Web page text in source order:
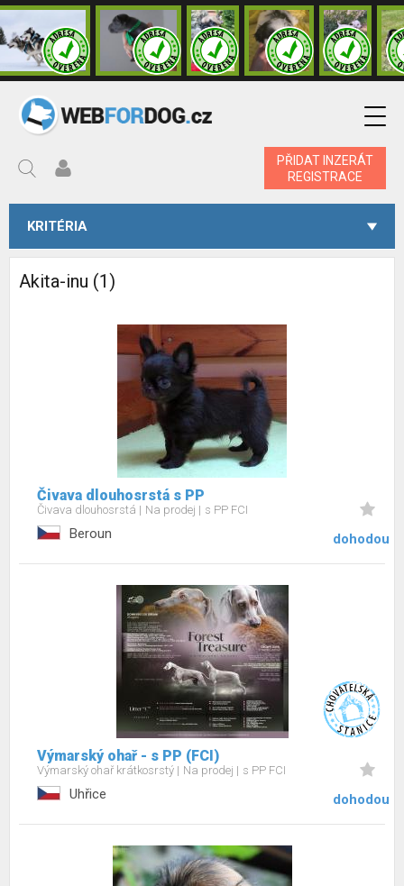
PŘIDAT INZERÁT
REGISTRACE
KRITÉRIA
Akita-inu (1)
Čivava dlouhosrstá s PP
Čivava dlouhosrstá Na prodej s PP FCI
Beroun dohodou
Výmarský ohař - s PP (FCI)
Výmarský ohař krátkosrstý Na prodej s PP FCI
Uhřice dohodou